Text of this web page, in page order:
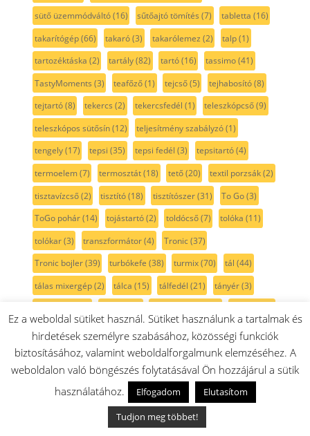
sütő üzemmódváltó(16) sűtőajtó tömítés (7) tabletta (16)
takarítógép(66) takaró(3) takarólemez (2) talp(1)
tartozéktáska (2) tartály(82) tartó(16) tassimo(41)
TastyMoments (3) teafőző(1) tejcső(5) tejhabosító(8)
tejtartó(8) tekercs (2) tekercsfedél (1) teleszkópcső(9)
teleszkópos sütősín(12) teljesítmény szabályzó(1)
tengely(17) tepsi (35) tepsi fedél (3) tepsitartó(4)
termoelem(7) termosztát(18) tető(20) textil porzsák(2)
tisztavízcső(2) tisztító(18) tisztítószer(31) To Go(3)
ToGo pohár(14) tojástartó(2) toldócső(7) tolóka (11)
tolókar(3) transzformátor(4) Tronic(37)
Tronic bojler(39) turbókefe (38) turmix(70) tál (44)
tálas mixergép(2) tálca (15) tálfedél (21) tányér(3)
töltő (20) (27) tömítés(132) tömítőszalag (7)
tömő(7) tömőeszköz(11) tömőrúd(11) törlőkendő(4)
túlfolyó (1) tüskesor(15) tűzhely(424) ufesa(36)
univerzális(6) univerzális maró(2) Unlimited(89)
v-gyűrű(2) v-szíj(12) vajtartó
Ez a weboldal sütiket használ. Sütiket használunk a tartalmak és
hirdetések személyre szabásához, közösségi funkciók
biztosításához, valamint weboldalforgalmunk elemzéséhez. A
weboldalon való böngészés folytatásával Ön hozzájárul a sütik
használatához.
Elfogadom
Elutasítom
Tudjon meg többet!